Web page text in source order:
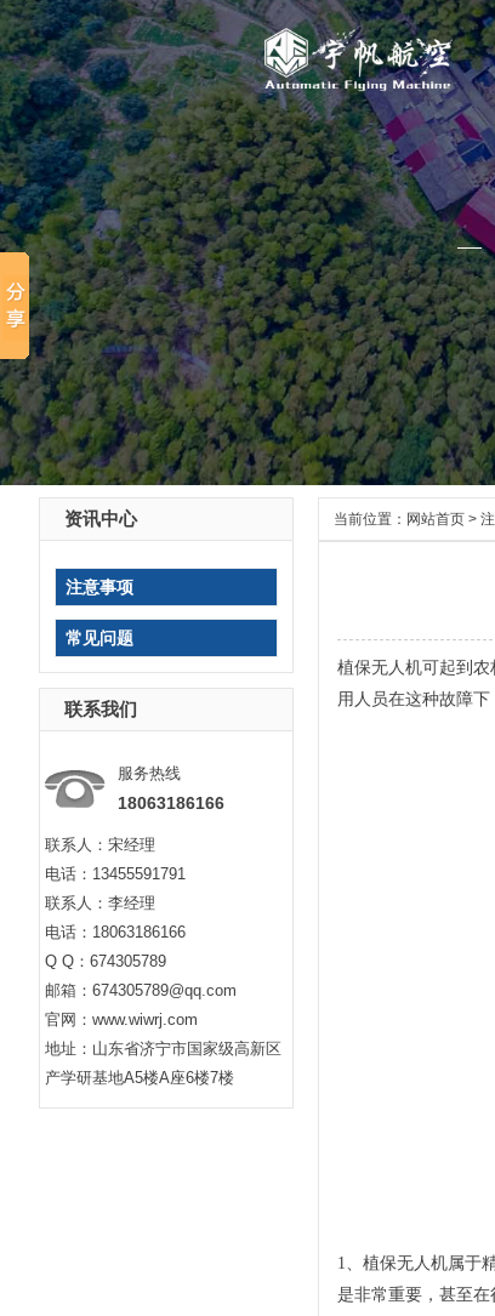
资讯中心
注意事项
常见问题
联系我们
服务热线
18063186166
联系人：宋经理
电话：13455591791
联系人：李经理
电话：18063186166
Q Q：674305789
邮箱：674305789@qq.com
官网：www.wiwrj.com
地址：山东省济宁市国家级高新区
产学研基地A5楼A座6楼7楼
当前位置： 网站首页 >
植保无人机可起到
用人员在这种故障下
1、植保无人机属于
是非常重要，甚至在